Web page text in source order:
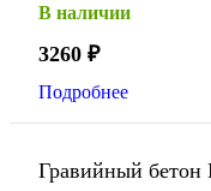
В наличии
3260 ₽
Подробнее
Гравийный